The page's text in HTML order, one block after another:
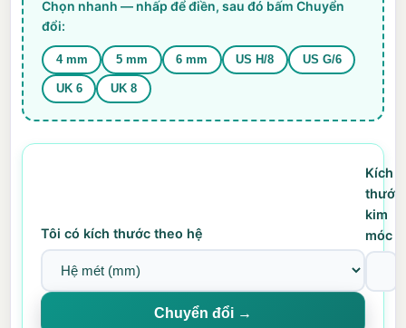
Chọn nhanh — nhấp để điền, sau đó bấm Chuyển
đổi:
4 mm 5 mm 6 mm US H/8 US G/6
UK 6 UK 8
Tôi có kích thước theo hệ
Kích
thước
kim
móc
Chuyển đổi →